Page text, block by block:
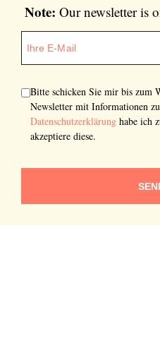
Note: Our newsletter is
Bitte schicken Sie mir bis zum
Newsletter mit Informationen
Datenschutzerklärung habe ich
akzeptiere diese.